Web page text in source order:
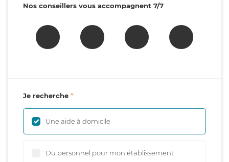
Nos conseillers vous accompagnent 7/7
Je recherche
Une aide à domicile
Du personnel pour mon établissement